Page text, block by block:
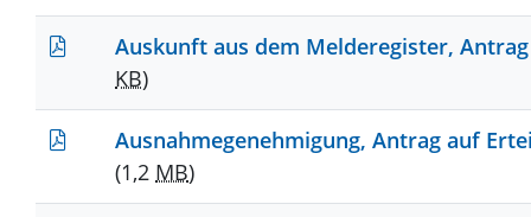
Auskunft aus dem Melderegister,
KB)
Ausnahmegenehmigung, Antrag auf
(1,2 MB)